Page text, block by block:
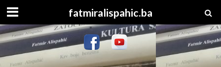
fatmiralispahic.ba